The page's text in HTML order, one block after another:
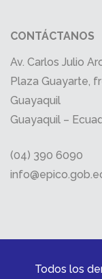
CONTÁCTANOS
Av. Carlos Julio
Plaza Guayarte,
Guayaquil
Guayaquil –
(04) 390 6090
Todos los